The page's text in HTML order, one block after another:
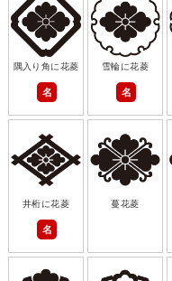
隅入り角に花菱
名
雪輪に花菱
名
井桁に花菱
名
蔓花菱